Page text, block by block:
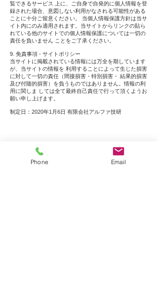
覧できるサービス 上に、ご自身で自発的に個人情報を登
録された場合、意図しない利用がなされる可能性がある
ことに十分ご留意ください。 当個人情報保護方針は当サ
イト内にのみ適用されます。当サイトからリンクの貼ら
れている他のサイトでの個人情報保護については一切の
責任を負いません ことをご了承ください。
9. 免責事項 - サイトポリシー
当サイトに掲載されている情報には万全を期しています
が、当サイトの情報を 利用することによって生じた損害
に対して一切の責任（間接損害・特別損害・ 結果的損害
及び付随的損害）を負うものではありません。情報の利
用に関しま しては全て最終自己責任で行って頂くようお
願い申し上げます。
制定日：2020年1月6日 有限会社アルファ技研
Phone Email